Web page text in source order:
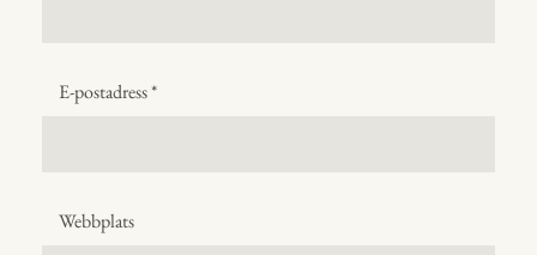
E-postadress*
Webbplats